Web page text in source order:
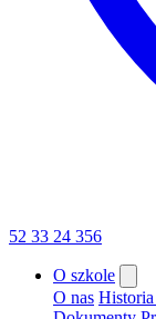
52 33 24 356
O szkole
O nas Historia